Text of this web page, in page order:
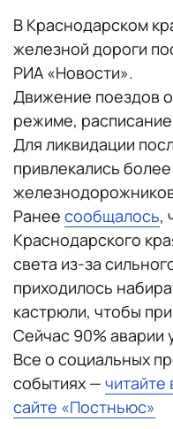
В Краснодарском
железной дороги
РИА «Новости».
Движение поездов
режиме,
Для ликвидации
привлекались
Ранее сообщалось,
Краснодарского
света из-за
приходилось
кастрюли, чтобы
Сейчас 90% аварии
Все о социальных
событиях —
сайте «Постньюс»